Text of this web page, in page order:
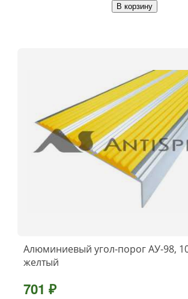
В корзину
Алюминиевый угол-порог АУ-98,
желтый
701 ₽